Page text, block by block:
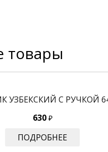
товары
УЗБЕКСКИЙ С РУЧКОЙ
630 ₽
ПОДРОБНЕЕ